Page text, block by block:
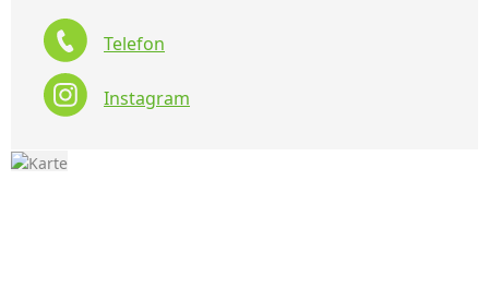
Telefon
Instagram